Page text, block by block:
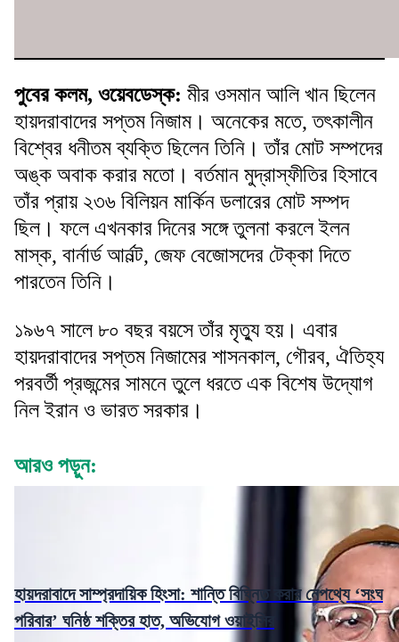
পুবের কলম, ওয়েবডেস্ক: মীর ওসমান আলি খান ছিলেন
হায়দরাবাদের সপ্তম নিজাম। অনেকের মতে, তৎকালীন
বিশ্বের ধনীতম ব্যক্তি ছিলেন তিনি। তাঁর মোট সম্পদের
অঙ্ক অবাক করার মতো। বর্তমান মুদ্রাস্ফীতির হিসাবে
তাঁর প্রায় ২৩৬ বিলিয়ন মার্কিন ডলারের মোট সম্পদ
ছিল। ফলে এখনকার দিনের সঙ্গে তুলনা করলে ইলন
মাস্ক, বার্নার্ড আর্নল্ট, জেফ বেজোসদের টেক্কা দিতে
পারতেন তিনি।
১৯৬৭ সালে ৮০ বছর বয়সে তাঁর মৃত্যু হয়। এবার
হায়দরাবাদের সপ্তম নিজামের শাসনকাল, গৌরব, ঐতিহ্য
পরবর্তী প্রজন্মের সামনে তুলে ধরতে এক বিশেষ উদ্যোগ
নিল ইরান ও ভারত সরকার।
আরও পড়ুন:
হায়দরাবাদে সাম্প্রদায়িক হিংসা: শান্তি বিঘ্নিত করার নেপথ্যে ‘সংঘ
পরিবার’ ঘনিষ্ঠ শক্তির হাত, অভিযোগ ওয়াইসির